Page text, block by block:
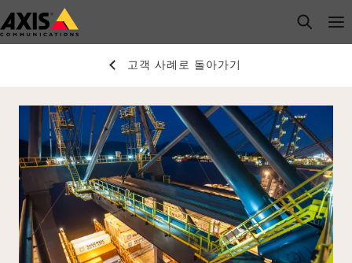
주
요
open
고객 사례로 돌아가기